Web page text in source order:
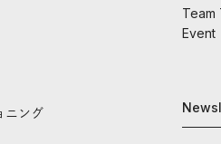
ニング
Team
Event